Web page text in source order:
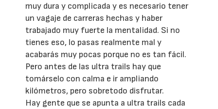
muy dura y complicada y es necesario tener
un vagaje de carreras hechas y haber
trabajado muy fuerte la mentalidad. Si no
tienes eso, lo pasas realmente mal y
acabarás muy pocas porque no es tan fácil.
Pero antes de las ultra trails hay que
tomárselo con calma e ir ampliando
kilómetros, pero sobretodo disfrutar.
Hay gente que se apunta a ultra trails cada